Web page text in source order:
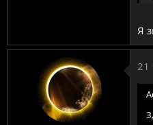
Я
21